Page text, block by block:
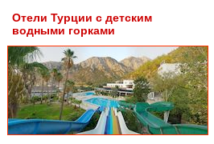
Отели Турции с детским
водными горками